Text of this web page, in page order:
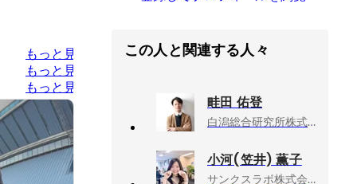
もっと見る
もっと見る
もっと見る
この人と関連する人々
畦田 佑登
白潟総合研究所株式会社, 取締役
小河(笠井) 薫子
サンクスラボ株式会社, 人事部 採用グループ